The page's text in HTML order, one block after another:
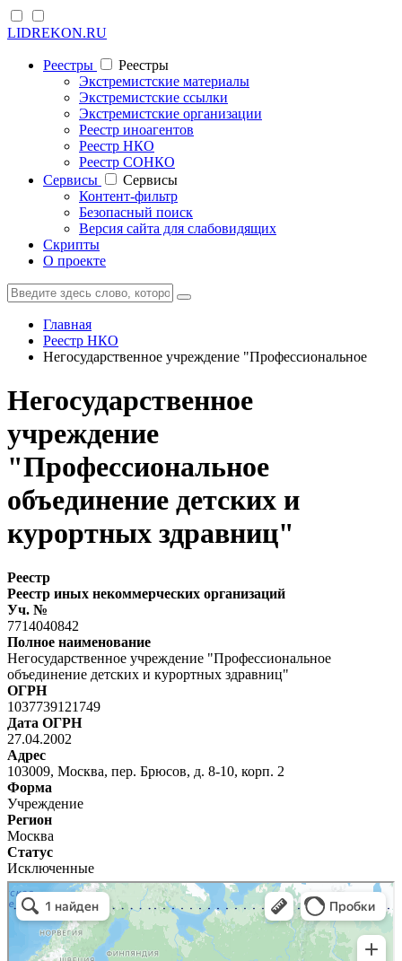
LIDREKON.RU
Реестры
Реестры
Экстремистские материалы
Экстремистские ссылки
Экстремистские организации
Реестр иноагентов
Реестр НКО
Реестр СОНКО
Cервисы
Cервисы
Контент-фильтр
Безопасный поиск
Версия сайта для слабовидящих
Скрипты
О проекте
Главная
Реестр НКО
Негосударственное учреждение "Профессиональное
Негосударственное
учреждение
"Профессиональное
объединение детских и
курортных здравниц"
Реестр
Реестр иных некоммерческих организаций
Уч. №
7714040842
Полное наименование
Негосударственное учреждение "Профессиональное
объединение детских и курортных здравниц"
ОГРН
1037739121749
Дата ОГРН
27.04.2002
Адрес
103009, Москва, пер. Брюсов, д. 8-10, корп. 2
Форма
Учреждение
Регион
Москва
Статус
Исключенные